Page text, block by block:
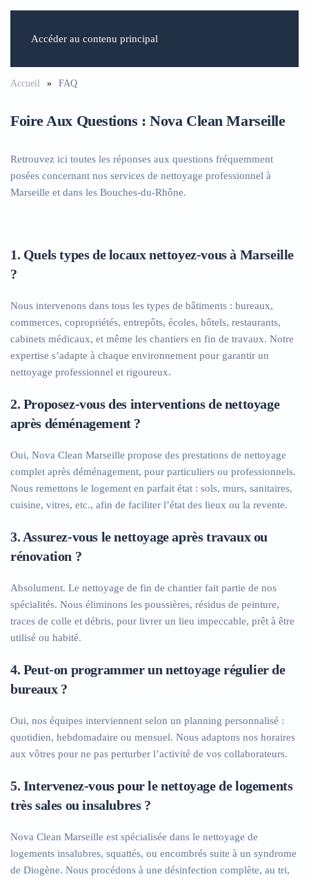
Accéder au contenu principal
Accueil FAQ
Foire Aux Questions : Nova Clean Marseille
Retrouvez ici toutes les réponses aux questions fréquemment
posées concernant nos services de nettoyage professionnel à
Marseille et dans les Bouches-du-Rhône.
1. Quels types de locaux nettoyez-vous à Marseille
?
Nous intervenons dans tous les types de bâtiments : bureaux,
commerces, copropriétés, entrepôts, écoles, hôtels, restaurants,
cabinets médicaux, et même les chantiers en fin de travaux. Notre
expertise s’adapte à chaque environnement pour garantir un
nettoyage professionnel et rigoureux.
2. Proposez-vous des interventions de nettoyage
après déménagement ?
Oui, Nova Clean Marseille propose des prestations de nettoyage
complet après déménagement, pour particuliers ou professionnels.
Nous remettons le logement en parfait état : sols, murs, sanitaires,
cuisine, vitres, etc., afin de faciliter l’état des lieux ou la revente.
3. Assurez-vous le nettoyage après travaux ou
rénovation ?
Absolument. Le nettoyage de fin de chantier fait partie de nos
spécialités. Nous éliminons les poussières, résidus de peinture,
traces de colle et débris, pour livrer un lieu impeccable, prêt à être
utilisé ou habité.
4. Peut-on programmer un nettoyage régulier de
bureaux ?
Oui, nos équipes interviennent selon un planning personnalisé :
quotidien, hebdomadaire ou mensuel. Nous adaptons nos horaires
aux vôtres pour ne pas perturber l’activité de vos collaborateurs.
5. Intervenez-vous pour le nettoyage de logements
très sales ou insalubres ?
Nova Clean Marseille est spécialisée dans le nettoyage de
logements insalubres, squattés, ou encombrés suite à un syndrome
de Diogène. Nous procédons à une désinfection complète, au tri,